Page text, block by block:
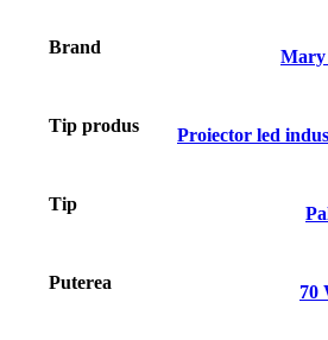
Brand Mary
Tip produs Proiector led
Tip
Puterea 70